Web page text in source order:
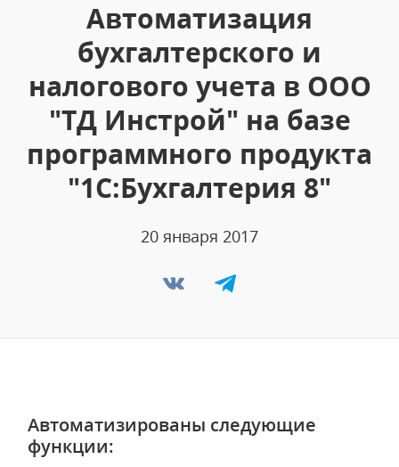
Автоматизация
бухгалтерского и
налогового учета в ООО
"ТД Инстрой" на базе
программного продукта
"1С:Бухгалтерия 8"
20 января 2017
Автоматизированы следующие
функции: